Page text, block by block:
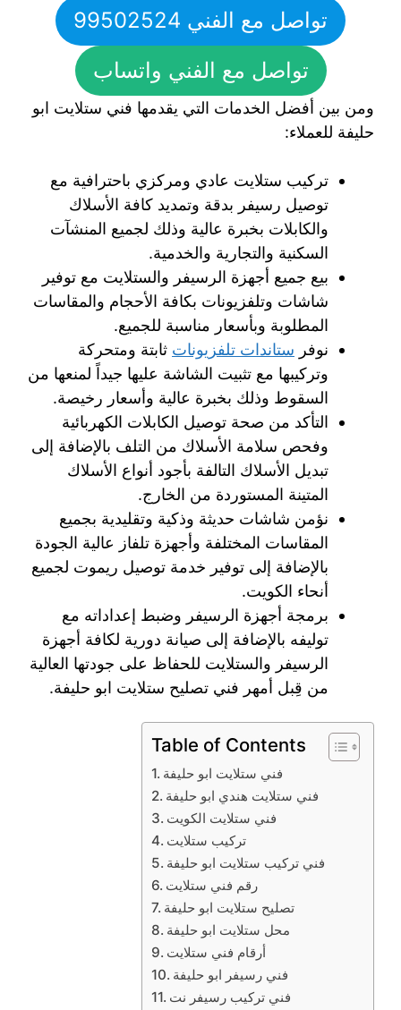
تواصل مع الفني 99502524
تواصل مع الفني واتساب
ومن بين أفضل الخدمات التي يقدمها فني ستلايت ابو
حليفة للعملاء:
تركيب ستلايت عادي ومركزي باحترافية مع
توصيل رسيفر بدقة وتمديد كافة الأسلاك
والكابلات بخبرة عالية وذلك لجميع المنشآت
السكنية والتجارية والخدمية.
بيع جميع أجهزة الرسيفر والستلايت مع توفير
شاشات وتلفزيونات بكافة الأحجام والمقاسات
المطلوبة وبأسعار مناسبة للجميع.
نوفر ستاندات تلفزيونات ثابتة ومتحركة
وتركيبها مع تثبيت الشاشة عليها جيداً لمنعها من
السقوط وذلك بخبرة عالية وأسعار رخيصة.
التأكد من صحة توصيل الكابلات الكهربائية
وفحص سلامة الأسلاك من التلف بالإضافة إلى
تبديل الأسلاك التالفة بأجود أنواع الأسلاك
المتينة المستوردة من الخارج.
نؤمن شاشات حديثة وذكية وتقليدية بجميع
المقاسات المختلفة وأجهزة تلفاز عالية الجودة
بالإضافة إلى توفير خدمة توصيل ريموت لجميع
أنحاء الكويت.
برمجة أجهزة الرسيفر وضبط إعداداته مع
توليفه بالإضافة إلى صيانة دورية لكافة أجهزة
الرسيفر والستلايت للحفاظ على جودتها العالية
من قِبل أمهر فني تصليح ستلايت ابو حليفة.
Table of Contents
فني ستلايت ابو حليفة
فني ستلايت هندي ابو حليفة
فني ستلايت الكويت
تركيب ستلايت
فني تركيب ستلايت ابو حليفة
رقم فني ستلايت
تصليح ستلايت ابو حليفة
محل ستلايت ابو حليفة
أرقام فني ستلايت
فني رسيفر ابو حليفة
فني تركيب رسيفر نت